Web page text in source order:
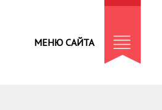
МЕНЮ САЙТА